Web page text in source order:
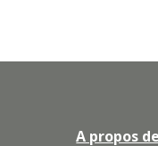
A propos